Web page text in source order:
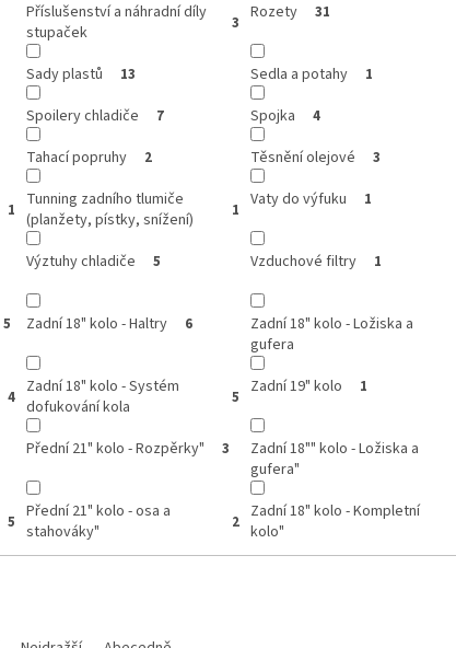
Příslušenství a náhradní díly
stupaček
3 Rozety 31
Sady plastů 13 Sedla a potahy 1
Spoilery chladiče 7 Spojka 4
Tahací popruhy 2 Těsnění olejové 3
1
Tunning zadního tlumiče
(planžety, pístky, snížení)
1 Vaty do výfuku 1
Výztuhy chladiče 5 Vzduchové filtry 1
5 Zadní 18" kolo - Haltry 6
Zadní 18" kolo - Ložiska a
gufera
4
Zadní 18" kolo - Systém
dofukování kola
5 Zadní 19" kolo 1
Přední 21" kolo - Rozpěrky" 3
Zadní 18"" kolo - Ložiska a
gufera"
5
Přední 21" kolo - osa a
stahováky"
2
Zadní 18" kolo - Kompletní
kolo"